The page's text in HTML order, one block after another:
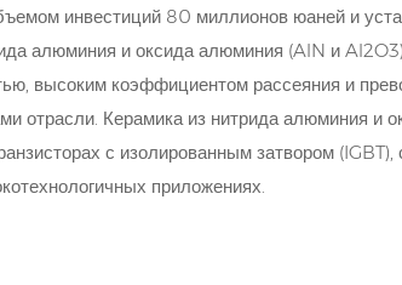
инвестиций 80 миллионов юаней и
алюминия и оксида алюминия (AlN и
высоким коэффициентом рассеяния и
отрасли. Керамика из нитрида алюминия и
с изолированным затвором (IGBT),
приложениях.